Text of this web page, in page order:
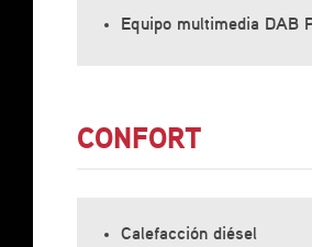
Equipo multimedia DAB
CONFORT
Calefacción diésel